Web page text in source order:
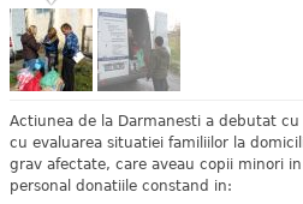
Actiunea de la Darmanesti a debutat
cu evaluarea situatiei familiilor la
grav afectate, care aveau copii minori
personal donatiile constand in: